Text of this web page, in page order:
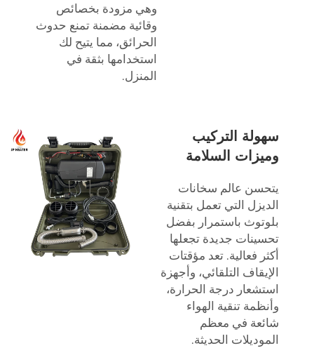
وهي مزودة بخصائص
وقائية مضمنة تمنع حدوث
الحرائق، مما يتيح لك
استخدامها بثقة في
المنزل.
سهولة التركيب
وميزات السلامة
يتحسن عالم سخانات
الديزل التي تعمل بتقنية
بلوتوث باستمرار بفضل
تحسينات جديدة تجعلها
أكثر فعالية. تعد مؤقتات
الإيقاف التلقائي، وأجهزة
استشعار درجة الحرارة،
وأنظمة تنقية الهواء
شائعة في معظم
الموديلات الحديثة.